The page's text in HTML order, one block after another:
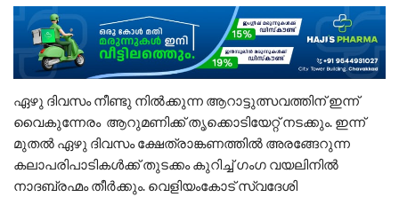
ഏഴു ദിവസം നീണ്ടു നിൽക്കുന്ന ആറാട്ടുത്സവത്തിന് ഇന്ന്
വൈകുന്നേരം ആറുമണിക്ക് തൃക്കൊടിയേറ്റ് നടക്കും. ഇന്ന്
മുതൽ ഏഴു ദിവസം ക്ഷേത്രാങ്കണത്തിൽ അരങ്ങേറുന്ന
കലാപരിപാടികൾക്ക് തുടക്കം കുറിച്ച് ഗംഗ വയലിനിൽ
നാദബ്രഹ്മം തീർക്കും. വെളിയംകോട് സ്വദേശി